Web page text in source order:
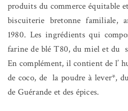
produits du commerce équitable
biscuiterie bretonne familiale,
1980. Les ingrédients qui
farine de blé T80, du miel et du
En complément, il contient de l’
de coco, de la poudre à lever*,
de Guérande et des épices.